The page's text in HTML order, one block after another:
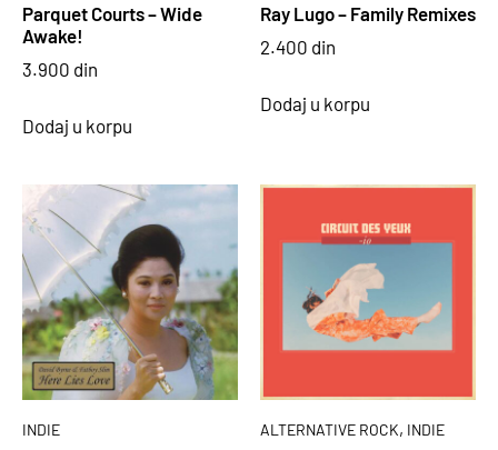
Parquet Courts – Wide
Awake!
3.900 din
Dodaj u korpu
Ray Lugo – Family Remixes
2.400 din
Dodaj u korpu
INDIE ALTERNATIVE ROCK, INDIE